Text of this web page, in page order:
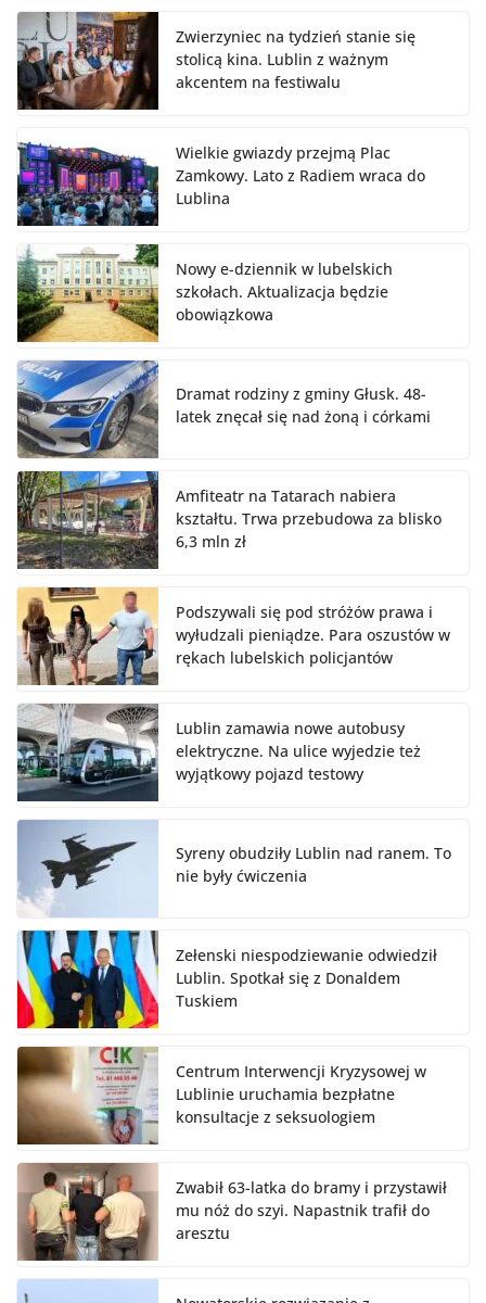
Zwierzyniec na tydzień stanie się
stolicą kina. Lublin z ważnym
akcentem na festiwalu
Wielkie gwiazdy przejmą Plac
Zamkowy. Lato z Radiem wraca do
Lublina
Nowy e-dziennik w lubelskich
szkołach. Aktualizacja będzie
obowiązkowa
Dramat rodziny z gminy Głusk. 48-
latek znęcał się nad żoną i córkami
Amfiteatr na Tatarach nabiera
kształtu. Trwa przebudowa za blisko
6,3 mln zł
Podszywali się pod stróżów prawa i
wyłudzali pieniądze. Para oszustów w
rękach lubelskich policjantów
Lublin zamawia nowe autobusy
elektryczne. Na ulice wyjedzie też
wyjątkowy pojazd testowy
Syreny obudziły Lublin nad ranem. To
nie były ćwiczenia
Zełenski niespodziewanie odwiedził
Lublin. Spotkał się z Donaldem
Tuskiem
Centrum Interwencji Kryzysowej w
Lublinie uruchamia bezpłatne
konsultacje z seksuologiem
Zwabił 63-latka do bramy i przystawił
mu nóż do szyi. Napastnik trafił do
aresztu